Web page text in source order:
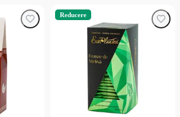
Reducere